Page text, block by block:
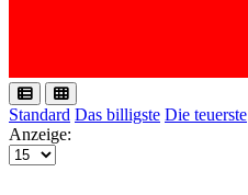
Standard Das billigste Die teuerste
Anzeige: